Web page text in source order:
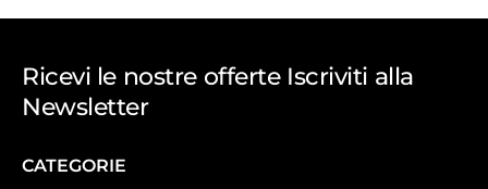
Ricevi le nostre offerte Iscriviti alla
Newsletter
CATEGORIE